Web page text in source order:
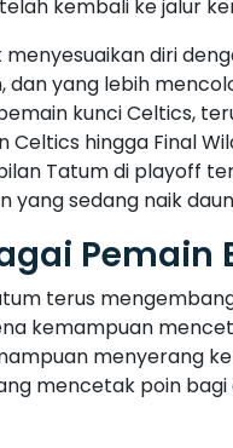
kembali ke jalur
diri
yang lebih
kunci Celtics,
Celtics hingga Final
Tatum di playoff
yang sedang naik
Pemain
terus
kemampuan
menyerang
mencetak poin